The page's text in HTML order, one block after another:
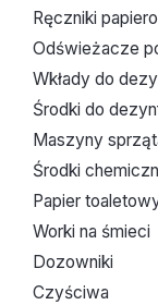
Ręczniki
Odświeżacze
Wkłady do
Środki do
Maszyny
Środki
Papier
Worki na śmieci
Dozowniki
Czyściwa